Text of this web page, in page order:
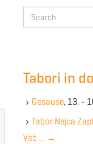
e
e
y
w
Tabori in
Gesause, 13. -
Tabor Nejca
Več … →